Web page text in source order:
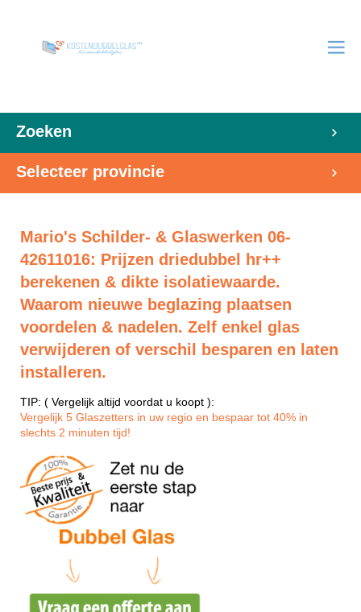
Zoeken
Selecteer provincie
Mario's Schilder- & Glaswerken 06-
42611016: Prijzen driedubbel hr++
berekenen & dikte isolatiewaarde.
Waarom nieuwe beglazing plaatsen
voordelen & nadelen. Zelf enkel glas
verwijderen of verschil besparen en laten
installeren.
TIP: ( Vergelijk altijd voordat u koopt ):
Vergelijk 5 Glaszetters in uw regio en bespaar tot 40% in
slechts 2 minuten tijd!